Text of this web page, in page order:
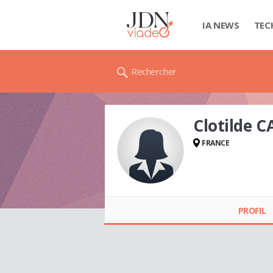
IA NEWS
Rechercher
Clotilde
FRANCE
PROFIL